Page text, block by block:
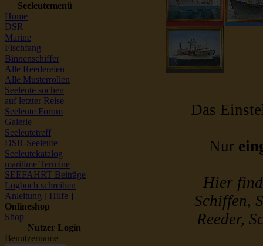
Seeleutemenü
Home
DSR
Marine
Fischfang
Binnenschiffer
Alle Reedereien
Alle Musterrollen
Seeleute suchen
auf letzter Reise
Seeleute Forum
Galerie
Seeleutetreff
DSR-Seeleute
Seeleutekatalog
maritime Termine
SEEFAHRT Beiträge
Logbuch schreiben
Anleitung [ Hilfe ]
Onlineshop
Shop
Nutzer Login
Benutzername
Das
Nur
Hier
Schiffen,
Reeder,